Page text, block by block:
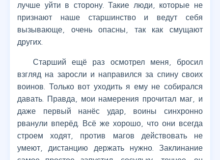
лучше уйти в сторону. Такие люди, которые не
признают наше старшинство и ведут себя
вызывающе, очень опасны, так как смущают
других.
Старший ещё раз осмотрел меня, бросил
взгляд на заросли и направился за спину своих
воинов. Только вот уходить я ему не собирался
давать. Правда, мои намерения прочитал маг, и
даже первый нанёс удар, воины синхронно
рванули вперёд. Всё же хорошо, что они всегда
строем ходят, против магов действовать не
умеют, дистанцию держать нужно. Заклинание